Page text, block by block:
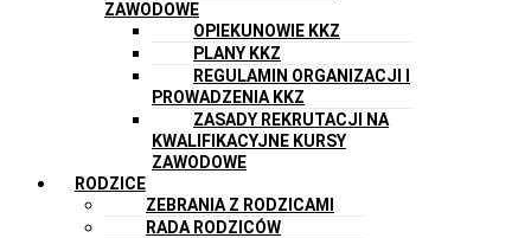
ZAWODOWE
OPIEKUNOWIE KKZ
PLANY KKZ
REGULAMIN ORGANIZACJI I
PROWADZENIA KKZ
ZASADY REKRUTACJI NA
KWALIFIKACYJNE KURSY
ZAWODOWE
RODZICE
ZEBRANIA Z RODZICAMI
RADA RODZICÓW